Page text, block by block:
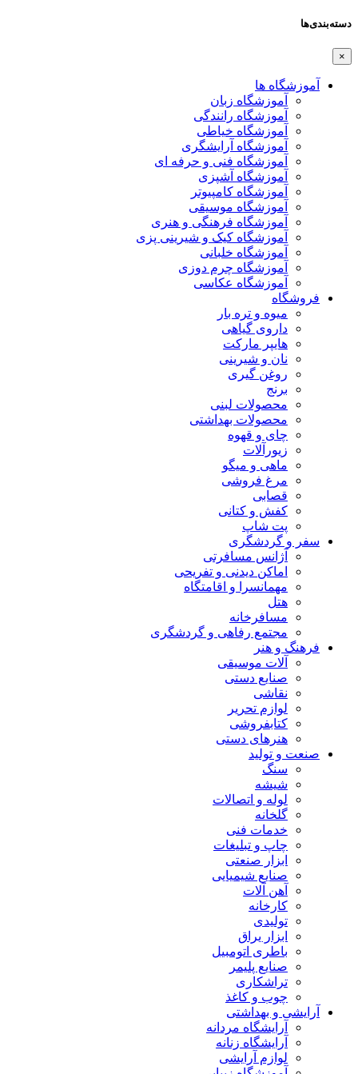
دسته‌بندی‌ها
×
آموزشگاه ها
آموزشگاه زبان
آموزشگاه رانندگی
آموزشگاه خیاطی
آموزشگاه آرایشگری
آموزشگاه فنی و حرفه ای
آموزشگاه آشپزی
آموزشگاه کامپیوتر
آموزشگاه موسیقی
آموزشگاه فرهنگی و هنری
آموزشگاه کیک و شیرینی پزی
آموزشگاه خلبانی
آموزشگاه چرم دوزی
آموزشگاه عکاسی
فروشگاه
میوه و تره بار
داروی گیاهی
هایپر مارکت
نان و شیرینی
روغن گیری
برنج
محصولات لبنی
محصولات بهداشتی
چای و قهوه
زیورآلات
ماهی و میگو
مرغ فروشی
قصابی
کفش و کتانی
پت شاپ
سفر و گردشگری
آژانس مسافرتی
اماکن دیدنی و تفریحی
مهمانسرا و اقامتگاه
هتل
مسافرخانه
مجتمع رفاهی و گردشگری
فرهنگ و هنر
آلات موسیقی
صنایع دستی
نقاشی
لوازم تحریر
کتابفروشی
هنرهای دستی
صنعت و تولید
سنگ
شیشه
لوله و اتصالات
گلخانه
خدمات فنی
چاپ و تبلیغات
ابزار صنعتی
صنایع شیمیایی
آهن آلات
کارخانه
تولیدی
ابزار یراق
باطری اتومبیل
صنایع پلیمر
تراشکاری
چوب و کاغذ
آرایشی و بهداشتی
آرایشگاه مردانه
آرایشگاه زنانه
لوازم آرایشی